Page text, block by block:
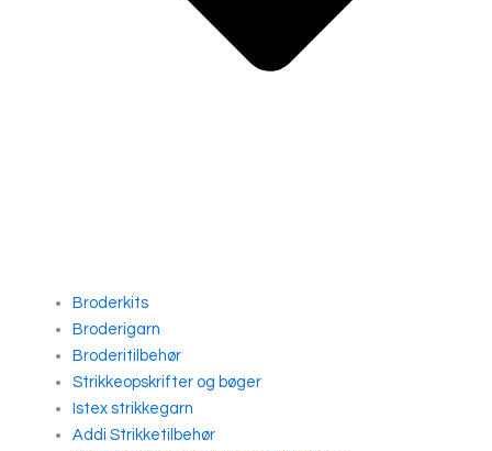
Broderkits
Broderigarn
Broderitilbehør
Strikkeopskrifter og bøger
Istex strikkegarn
Addi Strikketilbehør